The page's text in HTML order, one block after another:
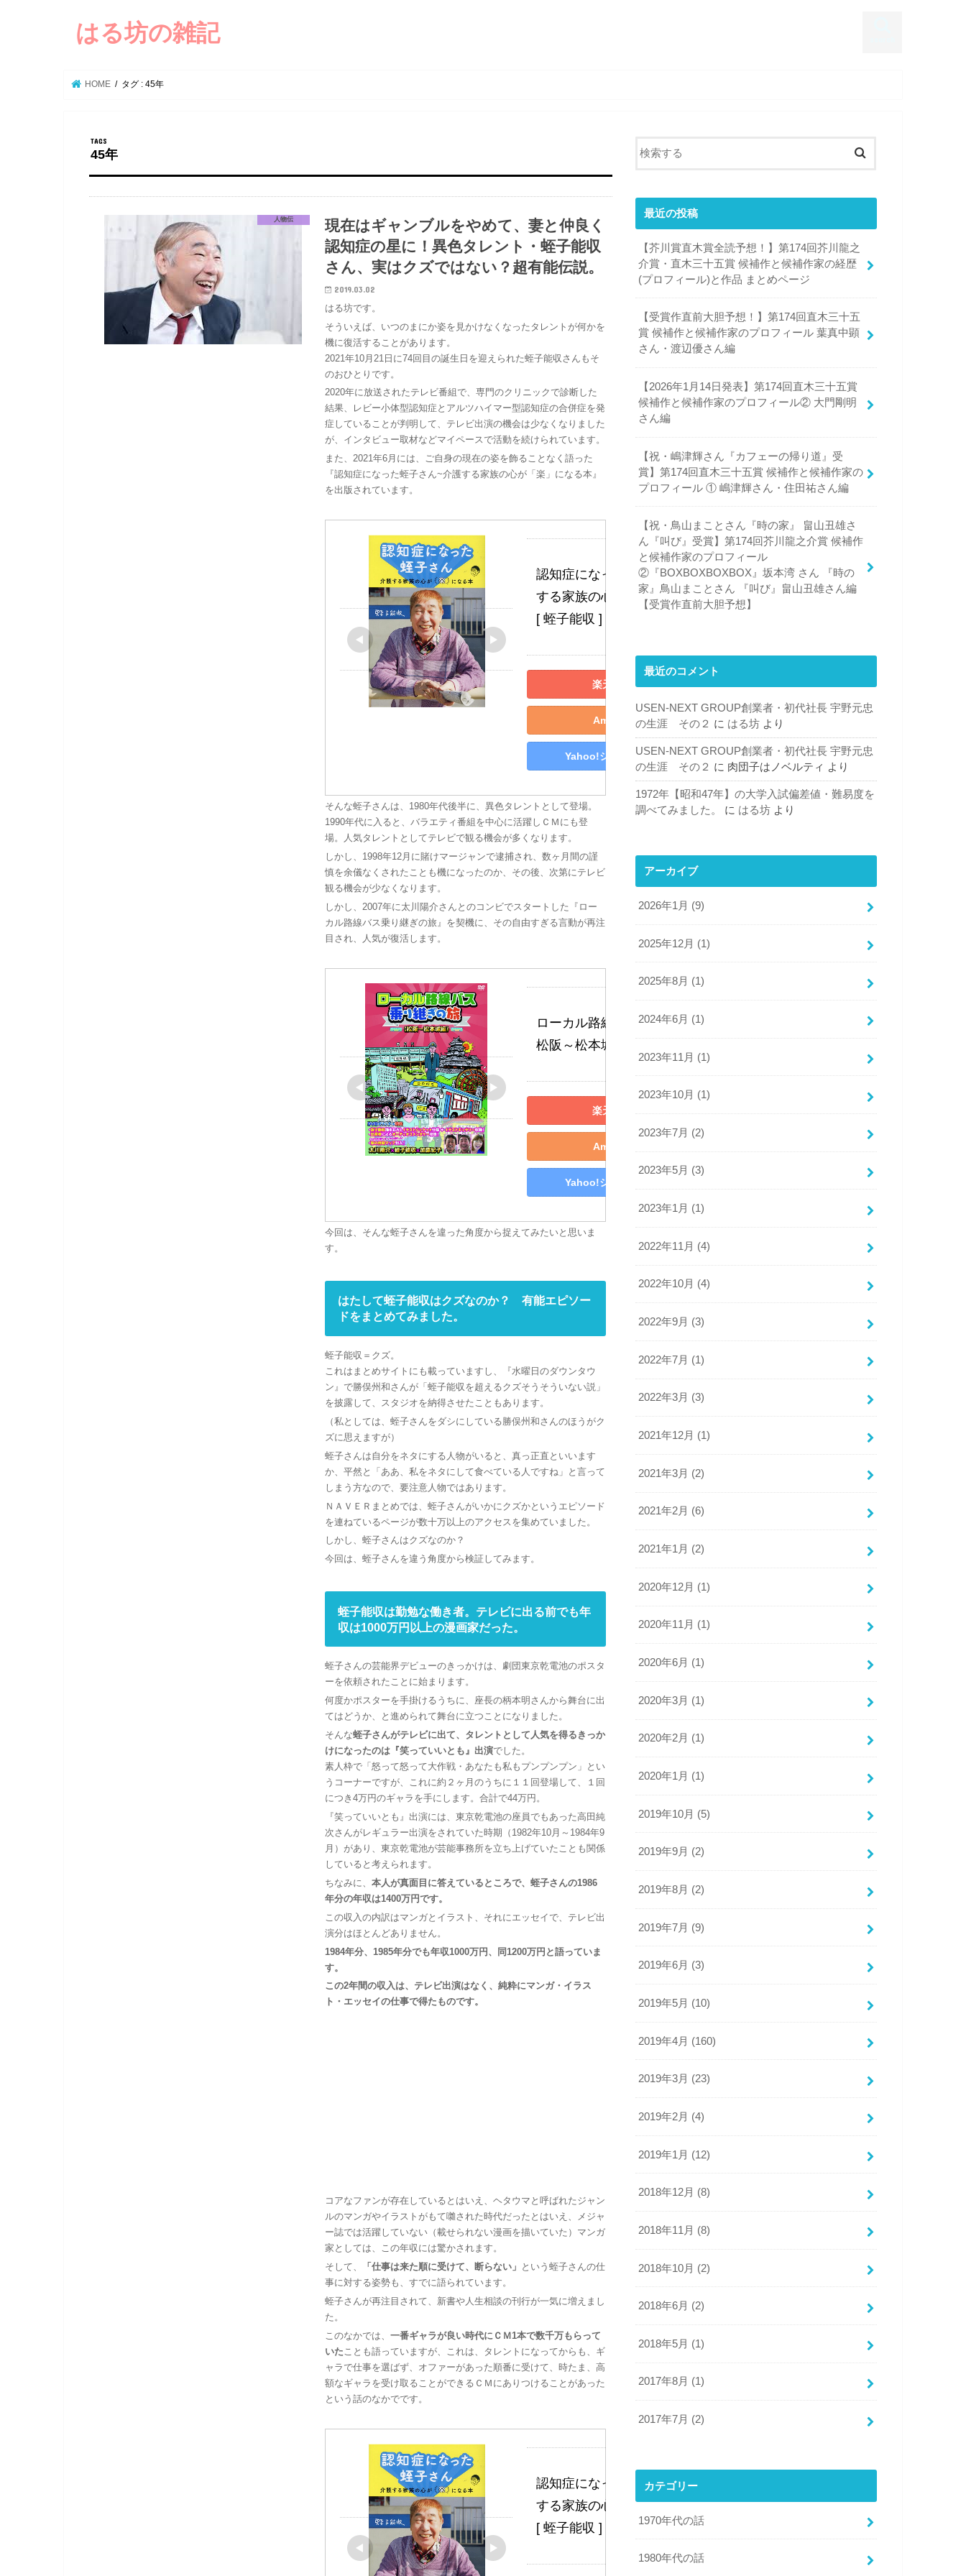
はる坊の雑記
HOME タグ : 45年
45年
人物伝
現在はギャンブルをやめて、妻と仲良く
認知症の星に！異色タレント・蛭子能収
さん、実はクズではない？超有能伝説。
2019.03.02
はる坊です。
そういえば、いつのまにか姿を見かけなくなったタレントが何かを
機に復活することがあります。
2021年10月21日に74回目の誕生日を迎えられた蛭子能収さんもそ
のおひとりです。
2020年に放送されたテレビ番組で、専門のクリニックで診断した
結果、レビー小体型認知症とアルツハイマー型認知症の合併症を発
症していることが判明して、テレビ出演の機会は少なくなりました
が、インタビュー取材などマイペースで活動を続けられています。
また、2021年6月には、ご自身の現在の姿を飾ることなく語った
『認知症になった蛭子さん~介護する家族の心が「楽」になる本』
を出版されています。
認知症になった蛭子さん 介護
する家族の心が「楽」になる本
[ 蛭子能収 ]
楽天市場で見る
Amazonで見る
Yahoo!ショッピングで見る
そんな蛭子さんは、1980年代後半に、異色タレントとして登場。
1990年代に入ると、バラエティ番組を中心に活躍しＣＭにも登
場。人気タレントとしてテレビで観る機会が多くなります。
しかし、1998年12月に賭けマージャンで逮捕され、数ヶ月間の謹
慎を余儀なくされたことも機になったのか、その後、次第にテレビ
観る機会が少なくなります。
しかし、2007年に太川陽介さんとのコンビでスタートした『ロー
カル路線バス乗り継ぎの旅』を契機に、その自由すぎる言動が再注
目され、人気が復活します。
ローカル路線バス乗り継ぎの旅
松阪～松本城編 [ 太川陽介 ]
楽天市場で見る
Amazonで見る
Yahoo!ショッピングで見る
今回は、そんな蛭子さんを違った角度から捉えてみたいと思いま
す。
はたして蛭子能収はクズなのか？ 有能エピソー
ドをまとめてみました。
蛭子能収＝クズ。
これはまとめサイトにも載っていますし、『水曜日のダウンタウ
ン』で勝俣州和さんが「蛭子能収を超えるクズそうそういない説」
を披露して、スタジオを納得させたこともあります。
（私としては、蛭子さんをダシにしている勝俣州和さんのほうがク
ズに思えますが）
蛭子さんは自分をネタにする人物がいると、真っ正直といいます
か、平然と「ああ、私をネタにして食べている人ですね」と言って
しまう方なので、要注意人物ではあります。
ＮＡＶＥＲまとめでは、蛭子さんがいかにクズかというエピソード
を連ねているページが数十万以上のアクセスを集めていました。
しかし、蛭子さんはクズなのか？
今回は、蛭子さんを違う角度から検証してみます。
蛭子能収は勤勉な働き者。テレビに出る前でも年
収は1000万円以上の漫画家だった。
蛭子さんの芸能界デビューのきっかけは、劇団東京乾電池のポスタ
ーを依頼されたことに始まります。
何度かポスターを手掛けるうちに、座長の柄本明さんから舞台に出
てはどうか、と進められて舞台に立つことになりました。
そんな蛭子さんがテレビに出て、タレントとして人気を得るきっか
けになったのは『笑っていいとも』出演でした。
素人枠で「怒って怒って大作戦・あなたも私もプンプンプン」とい
うコーナーですが、これに約２ヶ月のうちに１１回登場して、１回
につき4万円のギャラを手にします。合計で44万円。
『笑っていいとも』出演には、東京乾電池の座員でもあった高田純
次さんがレギュラー出演をされていた時期（1982年10月～1984年9
月）があり、東京乾電池が芸能事務所を立ち上げていたことも関係
していると考えられます。
ちなみに、本人が真面目に答えているところで、蛭子さんの1986
年分の年収は1400万円です。
この収入の内訳はマンガとイラスト、それにエッセイで、テレビ出
演分はほとんどありません。
1984年分、1985年分でも年収1000万円、同1200万円と語っていま
す。
この2年間の収入は、テレビ出演はなく、純粋にマンガ・イラス
ト・エッセイの仕事で得たものです。
コアなファンが存在しているとはいえ、ヘタウマと呼ばれたジャン
ルのマンガやイラストがもて囃された時代だったとはいえ、メジャ
ー誌では活躍していない（載せられない漫画を描いていた）マンガ
家としては、この年収には驚かされます。
そして、
「仕事は来た順に受けて、断らない」 という蛭子さんの仕
事に対する姿勢も、すでに語られています。
蛭子さんが再注目されて、新書や人生相談の刊行が一気に増えまし
た。
このなかでは、一番ギャラが良い時代にＣＭ1本で数千万もらって
いた ことも語っていますが、これは、タレントになってからも、ギ
ャラで仕事を選ばず、オファーがあった順番に受けて、時たま、高
額なギャラを受け取ることができるＣＭにありつけることがあった
という話のなかでです。
認知症になった蛭子さん 介護
する家族の心が「楽」になる本
[ 蛭子能収 ]
最近の投稿
【芥川賞直木賞全読予想！】第174回芥川龍之
介賞・直木三十五賞 候補作と候補作家の経歴
(プロフィール)と作品 まとめページ
【受賞作直前大胆予想！】第174回直木三十五
賞 候補作と候補作家のプロフィール 葉真中顕
さん・渡辺優さん編
【2026年1月14日発表】第174回直木三十五賞
候補作と候補作家のプロフィール② 大門剛明
さん編
【祝・嶋津輝さん『カフェーの帰り道』受
賞】第174回直木三十五賞 候補作と候補作家の
プロフィール ① 嶋津輝さん・住田祐さん編
【祝・鳥山まことさん『時の家』 畠山丑雄さ
ん『叫び』受賞】第174回芥川龍之介賞 候補作
と候補作家のプロフィール
②『BOXBOXBOXBOX』坂本湾 さん 『時の
家』鳥山まことさん 『叫び』畠山丑雄さん編
【受賞作直前大胆予想】
最近のコメント
USEN-NEXT GROUP創業者・初代社長 宇野元忠
の生涯 その２ に はる坊 より
USEN-NEXT GROUP創業者・初代社長 宇野元忠
の生涯 その２ に 肉団子はノベルティ より
1972年【昭和47年】の大学入試偏差値・難易度を
調べてみました。
に はる坊 より
アーカイブ
2026年1月 (9)
2025年12月 (1)
2025年8月 (1)
2024年6月 (1)
2023年11月 (1)
2023年10月 (1)
2023年7月 (2)
2023年5月 (3)
2023年1月 (1)
2022年11月 (4)
2022年10月 (4)
2022年9月 (3)
2022年7月 (1)
2022年3月 (3)
2021年12月 (1)
2021年3月 (2)
2021年2月 (6)
2021年1月 (2)
2020年12月 (1)
2020年11月 (1)
2020年6月 (1)
2020年3月 (1)
2020年2月 (1)
2020年1月 (1)
2019年10月 (5)
2019年9月 (2)
2019年8月 (2)
2019年7月 (9)
2019年6月 (3)
2019年5月 (10)
2019年4月 (160)
2019年3月 (23)
2019年2月 (4)
2019年1月 (12)
2018年12月 (8)
2018年11月 (8)
2018年10月 (2)
2018年6月 (2)
2018年5月 (1)
2017年8月 (1)
2017年7月 (2)
カテゴリー
1970年代の話
1980年代の話